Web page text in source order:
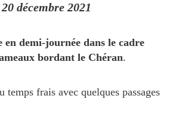
décembre 2021
en demi-journée dans le cadre
bordant le Chéran.
temps frais avec quelques passages